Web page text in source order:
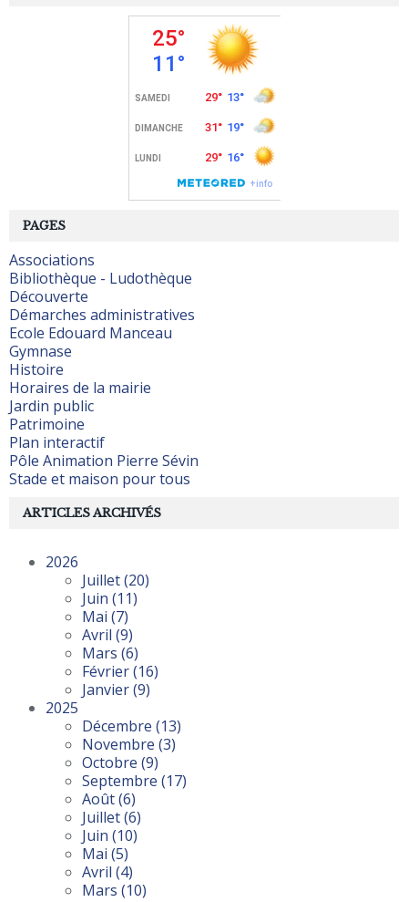
PAGES
Associations
Bibliothèque - Ludothèque
Découverte
Démarches administratives
Ecole Edouard Manceau
Gymnase
Histoire
Horaires de la mairie
Jardin public
Patrimoine
Plan interactif
Pôle Animation Pierre Sévin
Stade et maison pour tous
ARTICLES ARCHIVÉS
2026
Juillet(20)
Juin (11)
Mai (7)
Avril (9)
Mars (6)
Février(16)
Janvier(9)
2025
Décembre (13)
Novembre (3)
Octobre (9)
Septembre (17)
Août(6)
Juillet(6)
Juin (10)
Mai (5)
Avril (4)
Mars (10)